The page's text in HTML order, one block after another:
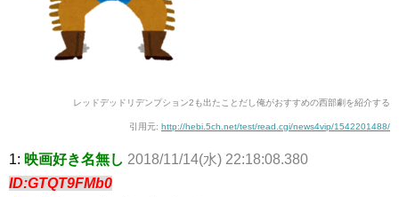
レッドデッドリデンプション2も出たことだし俺がおすすめの西部劇を紹介する
引用元: http://hebi.5ch.net/test/read.cgi/news4vip/1542201488/
1: 映画好き名無し 2018/11/14(水) 22:18:08.380
ID:GTQT9FMb0